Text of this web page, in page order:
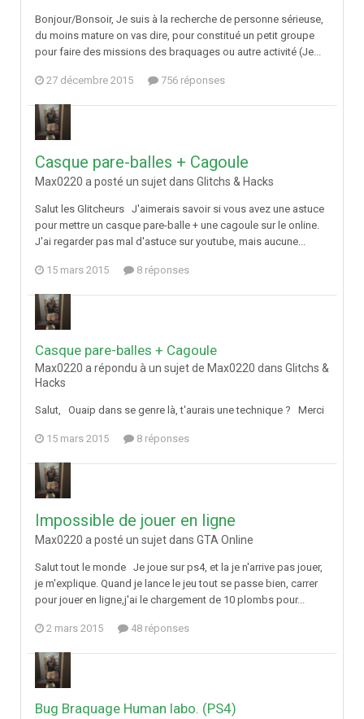
Bonjour/Bonsoir, Je suis à la recherche de personne sérieuse,
du moins mature on vas dire, pour constitué un petit groupe
pour faire des missions des braquages ou autre activité (Je...
27 décembre 2015 756 réponses
Casque pare-balles + Cagoule
Max0220 a posté un sujet dans Glitchs & Hacks
Salut les Glitcheurs J'aimerais savoir si vous avez une astuce
pour mettre un casque pare-balle + une cagoule sur le online.
J'ai regarder pas mal d'astuce sur youtube, mais aucune...
15 mars 2015 8 réponses
Casque pare-balles + Cagoule
Max0220 a répondu à un sujet de Max0220 dans Glitchs &
Hacks
Salut, Ouaip dans se genre là, t'aurais une technique ? Merci
15 mars 2015 8 réponses
Impossible de jouer en ligne
Max0220 a posté un sujet dans GTA Online
Salut tout le monde Je joue sur ps4, et la je n'arrive pas jouer,
je m'explique. Quand je lance le jeu tout se passe bien, carrer
pour jouer en ligne,j'ai le chargement de 10 plombs pour...
2 mars 2015 48 réponses
Bug Braquage Human labo. (PS4)